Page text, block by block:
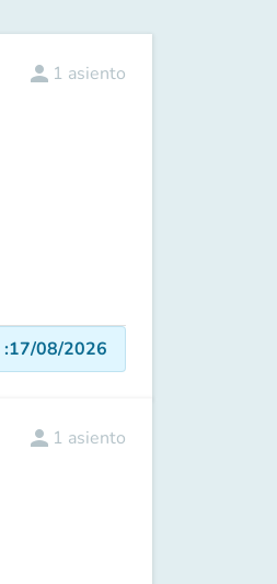
person 1 asiento
:17/08/2026
person 1 asiento